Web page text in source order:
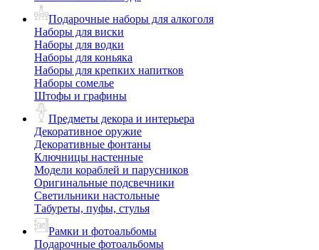
Подарочные наборы для алкоголя
Наборы для виски
Наборы для водки
Наборы для коньяка
Наборы для крепких напитков
Наборы сомелье
Штофы и графины
Предметы декора и интерьера
Декоративное оружие
Декоративные фонтаны
Ключницы настенные
Модели кораблей и парусников
Оригинальные подсвечники
Светильники настольные
Табуреты, пуфы, стулья
Рамки и фотоальбомы
Подарочные фотоальбомы